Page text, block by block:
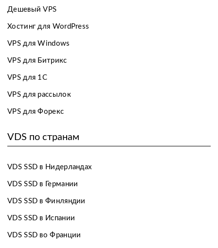
Дешевый VPS
Хостинг для WordPress
VPS для Windows
VPS для Битрикс
VPS для 1С
VPS для рассылок
VPS для Форекс
VDS по странам
VDS SSD в Нидерландах
VDS SSD в Германии
VDS SSD в Финляндии
VDS SSD в Испании
VDS SSD во Франции